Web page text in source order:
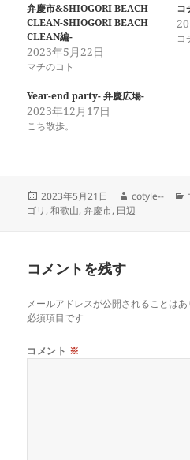
弁慶市&SHIOGORI BEACH
CLEAN-SHIOGORI BEACH
CLEAN編-
2023年5月22日
マチのコト
コ
コ
Year-end party- 弁慶広場-
2023年12月17日
こち散歩。
投
稿
2023年5月21日
作
成
cotyle--
ゴリ ,和歌山,弁慶市, 田辺
コメントを残す
メールアドレスが公開されることはあ
必須項目です
コメント ※